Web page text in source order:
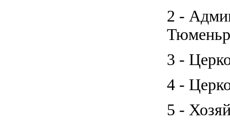
2 -
3 -
4 -
5 -